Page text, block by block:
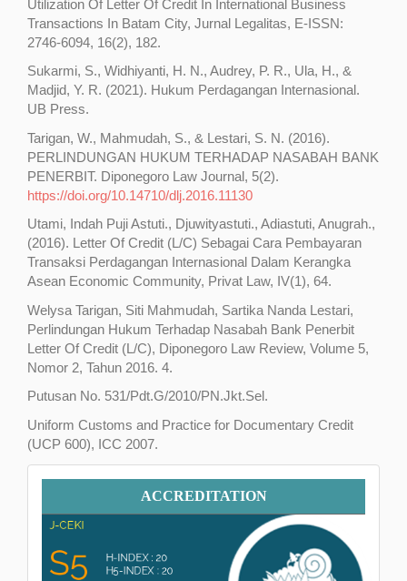
Utilization Of Letter Of Credit In International Business
Transactions In Batam City, Jurnal Legalitas, E-ISSN:
2746-6094, 16(2), 182.
Sukarmi, S., Widhiyanti, H. N., Audrey, P. R., Ula, H., &
Madjid, Y. R. (2021). Hukum Perdagangan Internasional.
UB Press.
Tarigan, W., Mahmudah, S., & Lestari, S. N. (2016).
PERLINDUNGAN HUKUM TERHADAP NASABAH BANK
PENERBIT. Diponegoro Law Journal, 5(2).
https://doi.org/10.14710/dlj.2016.11130
Utami, Indah Puji Astuti., Djuwityastuti., Adiastuti, Anugrah.,
(2016). Letter Of Credit (L/C) Sebagai Cara Pembayaran
Transaksi Perdagangan Internasional Dalam Kerangka
Asean Economic Community, Privat Law, IV(1), 64.
Welysa Tarigan, Siti Mahmudah, Sartika Nanda Lestari,
Perlindungan Hukum Terhadap Nasabah Bank Penerbit
Letter Of Credit (L/C), Diponegoro Law Review, Volume 5,
Nomor 2, Tahun 2016. 4.
Putusan No. 531/Pdt.G/2010/PN.Jkt.Sel.
Uniform Customs and Practice for Documentary Credit
(UCP 600), ICC 2007.
AccreditationACCREDITATION